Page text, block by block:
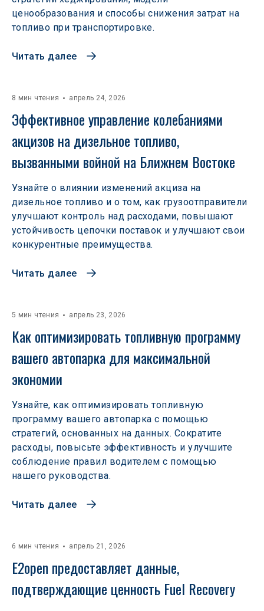
ценообразования и способы снижения затрат на
топливо при транспортировке.
Читать далее
8 мин чтения апрель 24, 2026
Эффективное управление колебаниями
акцизов на дизельное топливо,
вызванными войной на Ближнем Востоке
Узнайте о влиянии изменений акциза на
дизельное топливо и о том, как грузоотправители
улучшают контроль над расходами, повышают
устойчивость цепочки поставок и улучшают свои
конкурентные преимущества.
Читать далее
5 мин чтения апрель 23, 2026
Как оптимизировать топливную программу
вашего автопарка для максимальной
экономии
Узнайте, как оптимизировать топливную
программу вашего автопарка с помощью
стратегий, основанных на данных. Сократите
расходы, повысьте эффективность и улучшите
соблюдение правил водителем с помощью
нашего руководства.
Читать далее
6 мин чтения апрель 21, 2026
E2open предоставляет данные,
подтверждающие ценность Fuel Recovery